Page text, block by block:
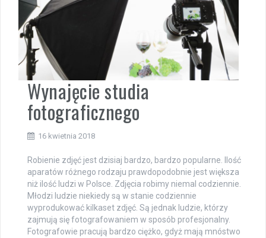
Wynajęcie studia
fotograficznego
16 kwietnia 2018
Robienie zdjęć jest dzisiaj bardzo, bardzo popularne. Ilość
aparatów różnego rodzaju prawdopodobnie jest większa
niż ilość ludzi w Polsce. Zdjęcia robimy niemal codziennie.
Młodzi ludzie niekiedy są w stanie codziennie
wyprodukować kilkaset zdjęć. Są jednak ludzie, którzy
zajmują się fotografowaniem w sposób profesjonalny.
Fotografowie pracują bardzo ciężko, gdyż mają mnóstwo